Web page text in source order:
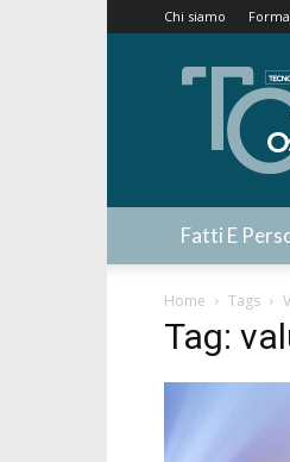
Chi siamo
Tecnica
Fatti E
Home Tags
Tag: